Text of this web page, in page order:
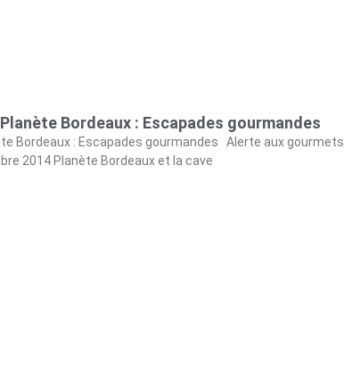
Bordeaux : Escapades gourmandes
Bordeaux : Escapades gourmandes Alerte aux gourmets
2014 Planète Bordeaux et la cave